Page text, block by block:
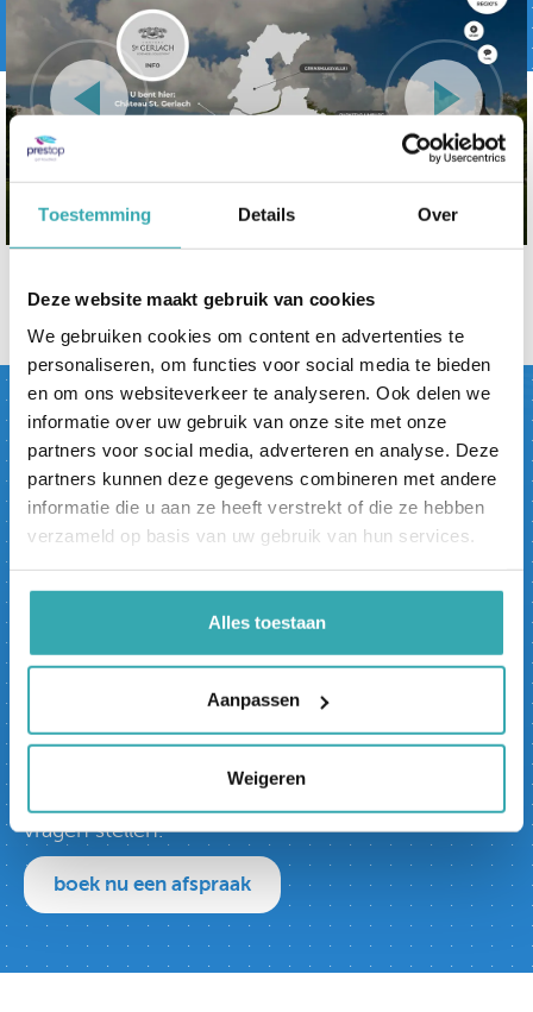
Toestemming Details Over
Deze website maakt gebruik van cookies
We gebruiken cookies om content en advertenties te
personaliseren, om functies voor social media te bieden
en om ons websiteverkeer te analyseren. Ook delen we
informatie over uw gebruik van onze site met onze
partners voor social media, adverteren en analyse. Deze
partners kunnen deze gegevens combineren met andere
informatie die u aan ze heeft verstrekt of die ze hebben
verzameld op basis van uw gebruik van hun services.
Alles toestaan
Aanpassen
Weigeren
terug naar overzicht
Bezoek nu
ons Interactieve Experience
Center.
Experience Center van Europa. Je bent van harte
welkom in onze showroom, op Ekkersrijt 4611 in
kunnen tonen.
Liever online? Onze specialisten lopen graag met
de iPhone met Zoom door ons Interactieve
Experience Center. Live worden de beelden
vragen stellen.
boek nu een afspraak